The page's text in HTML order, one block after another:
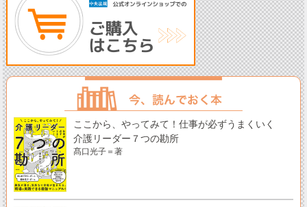
ここから、やってみて！仕事が必ずうまくいく
介護リーダー７つの勘所
髙口光子＝著